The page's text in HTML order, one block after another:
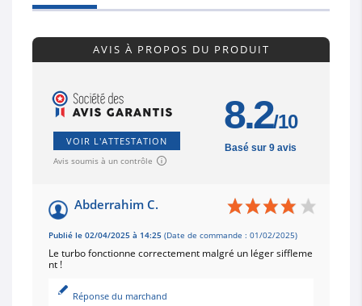
AVIS À PROPOS DU PRODUIT
VOIR L'ATTESTATION
Avis soumis à un contrôle
8.2/10
Basé sur 9 avis
Abderrahim C.
Publié le 02/04/2025 à 14:25 (Date de commande : 01/02/2025)
Le turbo fonctionne correctement malgré un léger siffleme
nt !
Réponse du marchand